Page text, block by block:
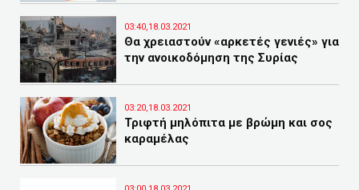
03:40,18.03.2021
Θα χρειαστούν «αρκετές γενιές» για
την ανοικοδόμηση της Συρίας
03:20,18.03.2021
Τριφτή μηλόπιτα με βρώμη και σος
καραμέλας